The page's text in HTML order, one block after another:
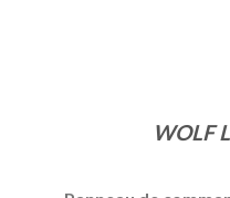
WOLF